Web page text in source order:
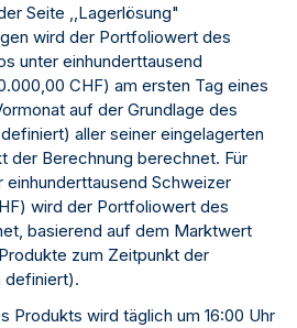
Seite ,,Lagerlösung"
wird der Portfoliowert des
unter einhunderttausend
CHF) am ersten Tag eines
auf der Grundlage des
aller seiner eingelagerten
der Berechnung berechnet. Für
Schweizer
wird der Portfoliowert des
basierend auf dem Marktwert
zum Zeitpunkt der
definiert).
Produkts wird täglich um 16:00 Uhr